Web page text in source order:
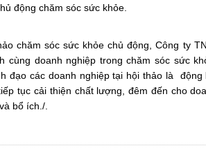
động chăm sóc sức khỏe.
chăm sóc sức khỏe chủ động, Công ty
cùng doanh nghiệp trong chăm sóc sức
đạo các doanh nghiệp tại hội thảo là
tục cải thiện chất lượng, đêm đến cho
bổ ích./.